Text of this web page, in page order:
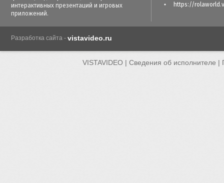
интерактивных презентаций и игровых
приложений.
https://
Разработка сайта - vistavideo.ru
VISTAVIDEO | Сведения об исполнителе |